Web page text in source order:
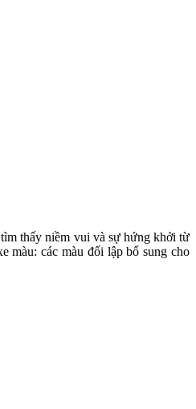
thấy niềm vui và sự hứng khởi từ
màu: các màu đối lập bổ sung cho